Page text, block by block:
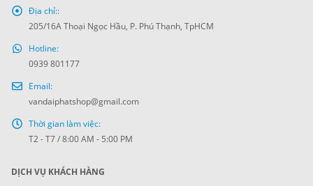
Địa chỉ::
205/16A Thoại Ngọc Hầu, P. Phú Thạnh, TpHCM
Hotline:
0939 801177
Email:
vandaiphatshop@gmail.com
Thời gian làm việc:
T2 - T7 / 8:00 AM - 5:00 PM
DỊCH VỤ KHÁCH HÀNG